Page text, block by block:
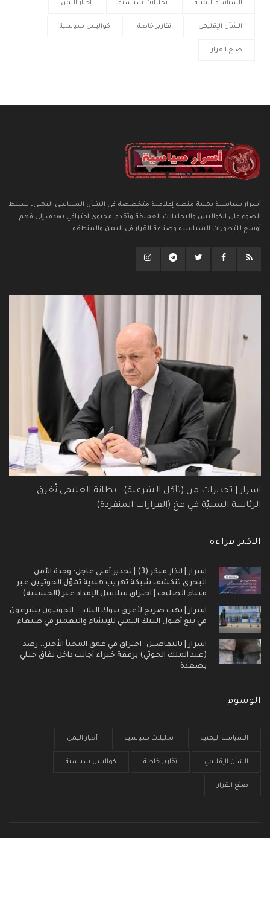
السياسة اليمنية تحليلات سياسية أخبار اليمن
الشأن الإقليمي تقارير خاصة كواليس سياسية
صنع القرار
أسرار سياسية يمنية منصة إعلامية متخصصة في الشأن السياسي اليمني، تسلط
الضوء على الكواليس والتحليلات العميقة وتقدم محتوى احترافي يهدف إلى فهم
أوسع للتطورات السياسية وصناعة القرار في اليمن والمنطقة.
اسرار | تحذيرات من (تآكل الشرعية).. بطانة العليمي تُغرق
الرئاسة اليمنيّة في فخ (القرارات المنفردة)
الاكثر قراءة
اسرار | انذار مبكر (3) | تحذير أمني عاجل: وحدة الأمن
البحري تنكشف شبكة تهريب هندية تموّل الحوثيين عبر
ميناء الصليف | اختراق سلاسل الإمداد عبر (الخشبية)
اسرار | نهب صريح لأعرق بنوك البلاد .. الحوثيون يشرعون
في بيع أصول البنك اليمني للإنشاء والتعمير في صنعاء
اسرار | بالتفاصيل- اختراق في عمق المخبأ الأخير.. رصد
(عبد الملك الحوثي) برفقة خبراء أجانب داخل نفاق جبلي
بصعدة
الوسوم
السياسة اليمنية تحليلات سياسية أخبار اليمن
الشأن الإقليمي تقارير خاصة كواليس سياسية
صنع القرار